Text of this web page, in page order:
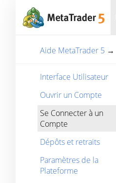
Aide MetaTrader 5 →
Interface Utilisateur
Ouvrir un Compte
Se Connecter à un
Compte
Dépôts et retraits
Paramètres de la
Plateforme